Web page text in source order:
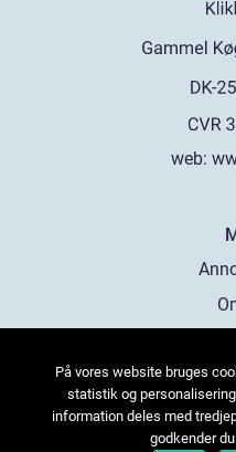
web:
På vores website bruges
statistik og
information deles med
godkender